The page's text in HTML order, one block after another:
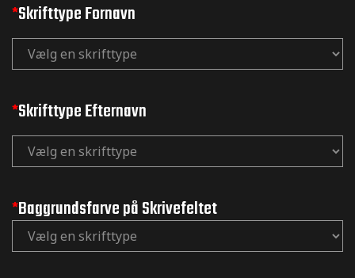
*Skrifttype Fornavn
*Skrifttype Efternavn
*Baggrundsfarve på Skrivefeltet